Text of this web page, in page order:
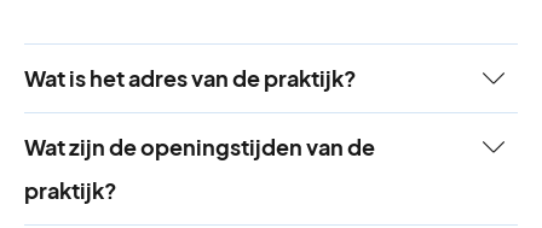
Wat is het adres van de praktijk?
Adres
MCM Huisartsen
Wat zijn de openingstijden van de
praktijk?